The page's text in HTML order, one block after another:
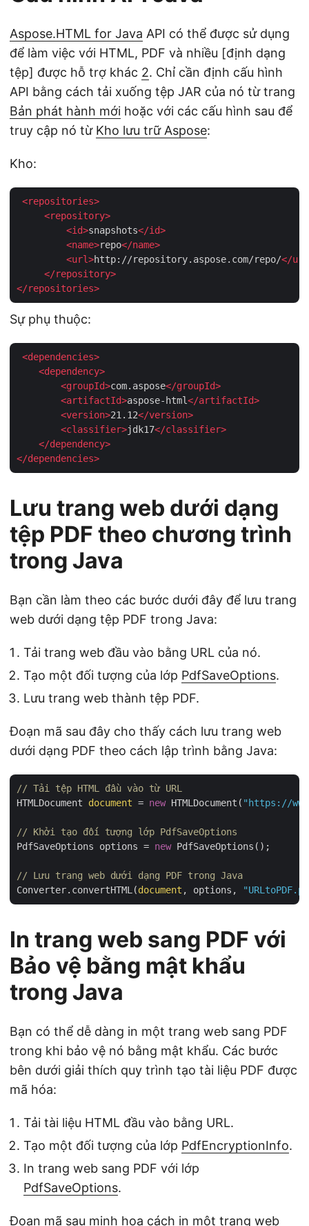
Aspose.HTML for Java API có thể được sử dụng
để làm việc với HTML, PDF và nhiều [định dạng
tệp] được hỗ trợ khác 2. Chỉ cần định cấu hình
API bằng cách tải xuống tệp JAR của nó từ trang
Bản phát hành mới hoặc với các cấu hình sau để
truy cập nó từ Kho lưu trữ Aspose:
Kho:
<repositories>
<repository>
<id>snapshots</id>
<name>repo</name>
<url>http://repository.aspose.com/repo/</url
</repository>
</repositories>
Sự phụ thuộc:
<dependencies>
<dependency>
<groupId>com.aspose</groupId>
<artifactId>aspose-html</artifactId>
<version>21.12</version>
<classifier>jdk17</classifier>
</dependency>
</dependencies>
Lưu trang web dưới dạng
tệp PDF theo chương trình
trong Java
Bạn cần làm theo các bước dưới đây để lưu trang
web dưới dạng tệp PDF trong Java:
Tải trang web đầu vào bằng URL của nó.
Tạo một đối tượng của lớp PdfSaveOptions.
Lưu trang web thành tệp PDF.
Đoạn mã sau đây cho thấy cách lưu trang web
dưới dạng PDF theo cách lập trình bằng Java:
// Tải tệp HTML đầu vào từ URL
HTMLDocument document = new HTMLDocument( "https://
// Khởi tạo đối tượng lớp PdfSaveOptions
PdfSaveOptions options = new PdfSaveOptions();
// Lưu trang web dưới dạng PDF trong Java
Converter.convertHTML(document , options,
In trang web sang PDF với
Bảo vệ bằng mật khẩu
trong Java
Bạn có thể dễ dàng in một trang web sang PDF
trong khi bảo vệ nó bằng mật khẩu. Các bước
bên dưới giải thích quy trình tạo tài liệu PDF được
mã hóa:
Tải tài liệu HTML đầu vào bằng URL.
Tạo một đối tượng của lớp PdfEncryptionInfo.
In trang web sang PDF với lớp
PdfSaveOptions.
Đoạn mã sau minh họa cách in một trang web